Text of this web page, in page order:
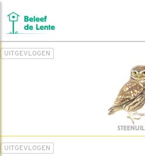
UITGEVLOGEN
STEENUIL
UITGEVLOGEN